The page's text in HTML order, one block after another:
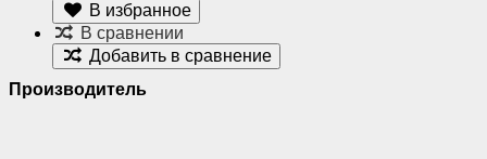
В избранное
В сравнении
Добавить в сравнение
Производитель